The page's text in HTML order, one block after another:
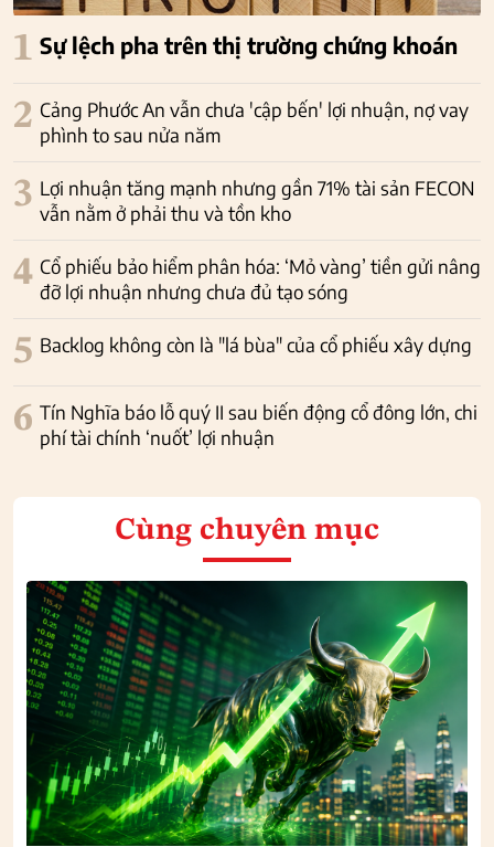
1 Sự lệch pha trên thị trường chứng khoán
2 Cảng Phước An vẫn chưa 'cập bến' lợi nhuận, nợ vay
phình to sau nửa năm
3 Lợi nhuận tăng mạnh nhưng gần 71% tài sản FECON
vẫn nằm ở phải thu và tồn kho
4 Cổ phiếu bảo hiểm phân hóa: ‘Mỏ vàng’ tiền gửi nâng
đỡ lợi nhuận nhưng chưa đủ tạo sóng
5 Backlog không còn là "lá bùa" của cổ phiếu xây dựng
6 Tín Nghĩa báo lỗ quý II sau biến động cổ đông lớn, chi
phí tài chính ‘nuốt’ lợi nhuận
Cùng chuyên mục